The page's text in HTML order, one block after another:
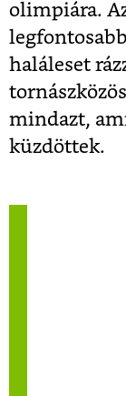
olimpiára.
haláleset
mindazt,
küzdöttek.